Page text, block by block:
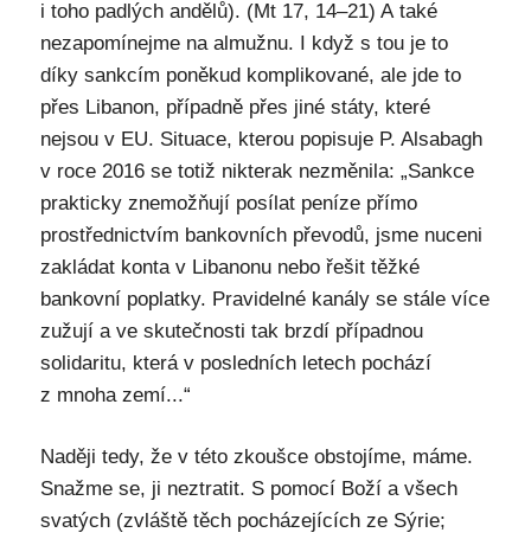
i toho padlých andělů). (Mt 17, 14–21) A také
nezapomínejme na almužnu. I když s tou je to
díky sankcím poněkud komplikované, ale jde to
přes Libanon, případně přes jiné státy, které
nejsou v EU. Situace, kterou popisuje P. Alsabagh
v roce 2016 se totiž nikterak nezměnila: „Sankce
prakticky znemožňují posílat peníze přímo
prostřednictvím bankovních převodů, jsme nuceni
zakládat konta v Libanonu nebo řešit těžké
bankovní poplatky. Pravidelné kanály se stále více
zužují a ve skutečnosti tak brzdí případnou
solidaritu, která v posledních letech pochází
z mnoha zemí...“
Naději tedy, že v této zkoušce obstojíme, máme.
Snažme se, ji neztratit. S pomocí Boží a všech
svatých (zvláště těch pocházejících ze Sýrie;